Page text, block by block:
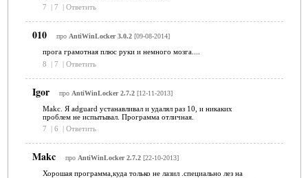
7
| 7 | Ответить
010 про AntiWinLocker 3.0.2[09-08-2014]
прога грамотная плюс руки и немного мозга....
8
| 7 | Ответить
Igor про AntiWinLocker 2.7.2[12-11-2013]
Makc. Я adguard устанавливал и удалял раз 10, и никаких
проблем не испытывал. Программа отличная.
7
| 6 | Ответить
Makc про AntiWinLocker 2.7.2[22-10-2013]
Хорошая программа,куда только не лазил .специально лез на